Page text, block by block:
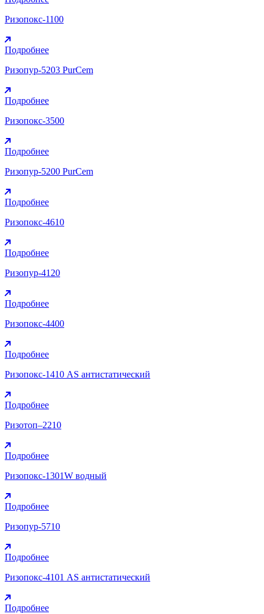
Ризопокс-1100
Подробнее
Ризопур-5203 PurCem
Подробнее
Ризопокс-3500
Подробнее
Ризопур-5200 PurCem
Подробнее
Ризопокс-4610
Подробнее
Ризопур-4120
Подробнее
Ризопокс-4400
Подробнее
Ризопокс-1410 AS антистатический
Подробнее
Ризотоп–2210
Подробнее
Ризопокс-1301W водный
Подробнее
Ризопур-5710
Подробнее
Ризопокс-4101 AS антистатический
Подробнее